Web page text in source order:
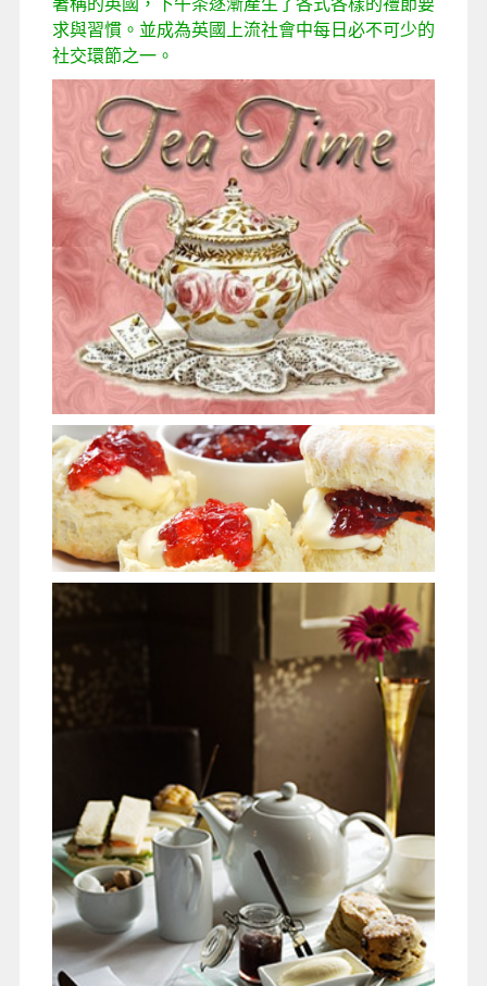
求與習慣。並成為英國上流社會中每日必不可少的
社交環節之一。